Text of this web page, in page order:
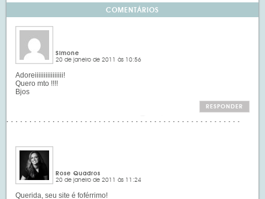
COMENTÁRIOS
Simone
20 de janeiro de 2011 às 10:56
Adoreiiiiiiiiiiiiiiii!
Quero mto !!!!
Bjos
RESPONDER
Rose Quadros
20 de janeiro de 2011 às 11:24
Querida, seu site é foférrimo!